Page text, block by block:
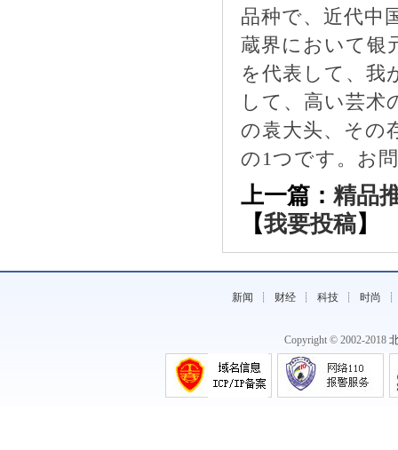
品种で、近代中
蔵界において银
を代表して、我
して、高い芸术
の袁大头、その
の1つです。お
上一篇： 精品
【我要投稿】
新闻 ┊ 财经 ┊科技 ┊ 时尚
Copyright © 2002-2018